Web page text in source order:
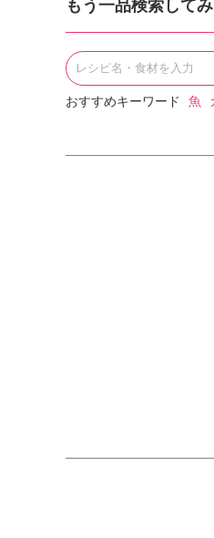
もう一品検索して
おすすめキーワード 魚